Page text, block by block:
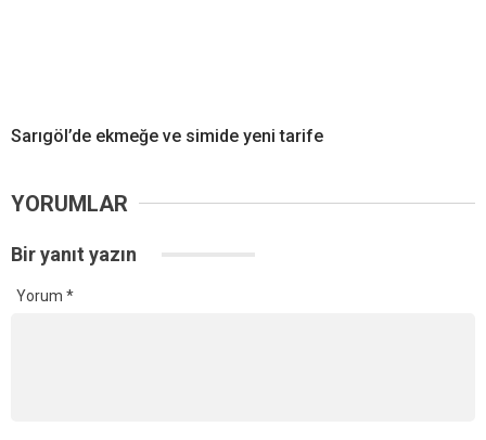
Sarıgöl’de ekmeğe ve simide yeni tarife
YORUMLAR
Bir yanıt yazın
Yorum *